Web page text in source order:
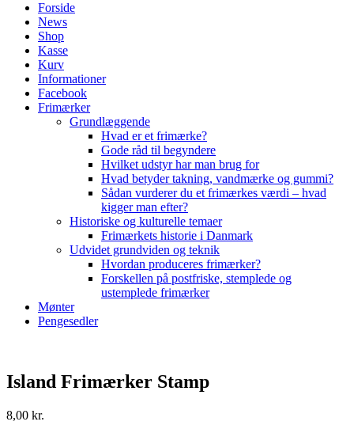
Forside
News
Shop
Kasse
Kurv
Informationer
Facebook
Frimærker
Grundlæggende
Hvad er et frimærke?
Gode råd til begyndere
Hvilket udstyr har man brug for
Hvad betyder takning, vandmærke og gummi?
Sådan vurderer du et frimærkes værdi – hvad
kigger man efter?
Historiske og kulturelle temaer
Frimærkets historie i Danmark
Udvidet grundviden og teknik
Hvordan produceres frimærker?
Forskellen på postfriske, stemplede og
ustemplede frimærker
Mønter
Pengesedler
Island Frimærker Stamp
8,00 kr.